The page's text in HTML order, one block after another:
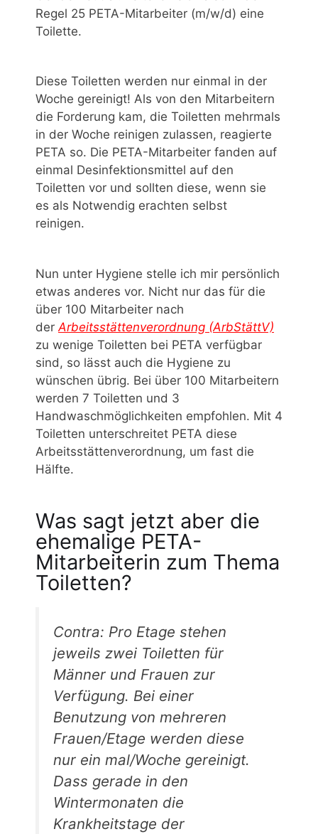
Regel 25 PETA-Mitarbeiter (m/w/d) eine
Toilette.
Diese Toiletten werden nur einmal in der
Woche gereinigt! Als von den Mitarbeitern
die Forderung kam, die Toiletten mehrmals
in der Woche reinigen zulassen, reagierte
PETA so. Die PETA-Mitarbeiter fanden auf
einmal Desinfektionsmittel auf den
Toiletten vor und sollten diese, wenn sie
es als Notwendig erachten selbst
reinigen.
Nun unter Hygiene stelle ich mir persönlich
etwas anderes vor. Nicht nur das für die
über 100 Mitarbeiter nach
der Arbeitsstättenverordnung (ArbStättV)
zu wenige Toiletten bei PETA verfügbar
sind, so lässt auch die Hygiene zu
wünschen übrig. Bei über 100 Mitarbeitern
werden 7 Toiletten und 3
Handwaschmöglichkeiten empfohlen. Mit 4
Toiletten unterschreitet PETA diese
Arbeitsstättenverordnung, um fast die
Hälfte.
Was sagt jetzt aber die
ehemalige PETA-
Mitarbeiterin zum Thema
Toiletten?
Contra: Pro Etage stehen
jeweils zwei Toiletten für
Männer und Frauen zur
Verfügung. Bei einer
Benutzung von mehreren
Frauen/Etage werden diese
nur ein mal/Woche gereinigt.
Dass gerade in den
Wintermonaten die
Krankheitstage der